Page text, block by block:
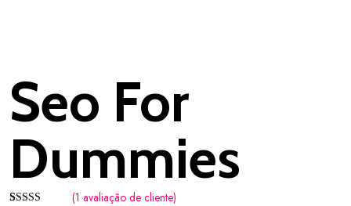
Seo For
Dummies
(1 avaliação de cliente)